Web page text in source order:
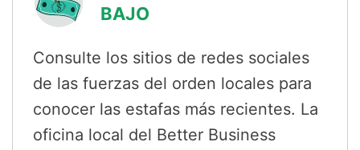
BAJO
Consulte los sitios de redes sociales
de las fuerzas del orden locales para
conocer las estafas más recientes. La
oficina local del Better Business